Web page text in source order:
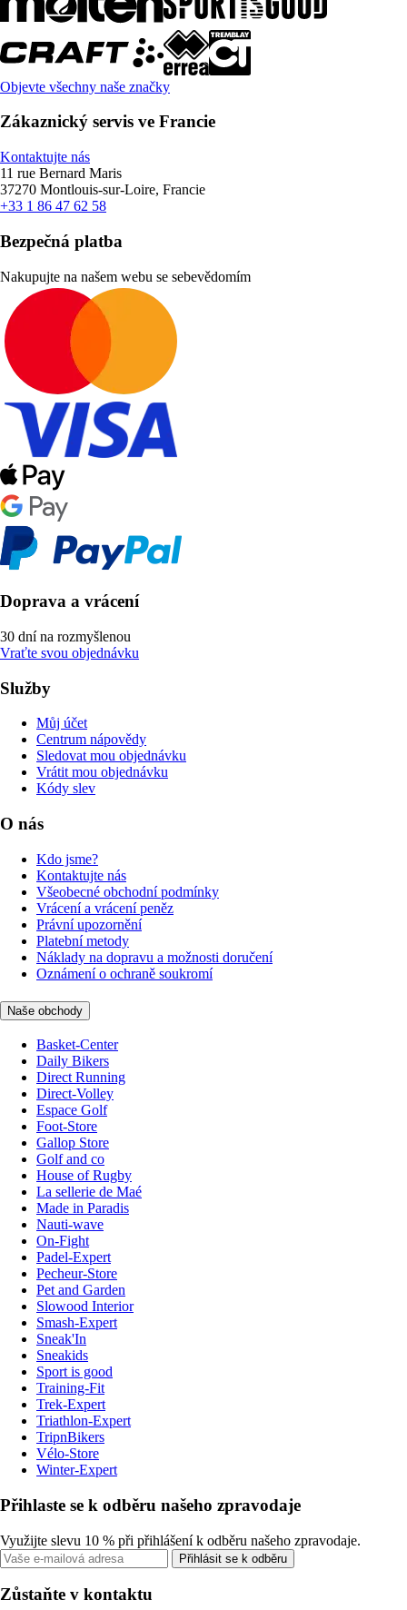
Objevte všechny naše značky
Zákaznický servis ve Francie
Kontaktujte nás
11 rue Bernard Maris
37270 Montlouis-sur-Loire, Francie
+33 1 86 47 62 58
Bezpečná platba
Nakupujte na našem webu se sebevědomím
Doprava a vrácení
30 dní na rozmyšlenou
Vraťte svou objednávku
Služby
Můj účet
Centrum nápovědy
Sledovat mou objednávku
Vrátit mou objednávku
Kódy slev
O nás
Kdo jsme?
Kontaktujte nás
Všeobecné obchodní podmínky
Vrácení a vrácení peněz
Právní upozornění
Platební metody
Náklady na dopravu a možnosti doručení
Oznámení o ochraně soukromí
Naše obchody
Basket-Center
Daily Bikers
Direct Running
Direct-Volley
Espace Golf
Foot-Store
Gallop Store
Golf and co
House of Rugby
La sellerie de Maé
Made in Paradis
Nauti-wave
On-Fight
Padel-Expert
Pecheur-Store
Pet and Garden
Slowood Interior
Smash-Expert
Sneak'In
Sneakids
Sport is good
Training-Fit
Trek-Expert
Triathlon-Expert
TripnBikers
Vélo-Store
Winter-Expert
Přihlaste se k odběru našeho zpravodaje
Využijte slevu 10 % při přihlášení k odběru našeho zpravodaje.
Přihlásit se k odběru
Zůstaňte v kontaktu